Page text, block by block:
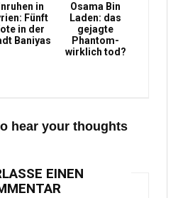
in
Fünft
in der
Baniyas
Osama Bin
Laden: das
gejagte
Phantom-
wirklich tod?
hear your thoughts
EINEN